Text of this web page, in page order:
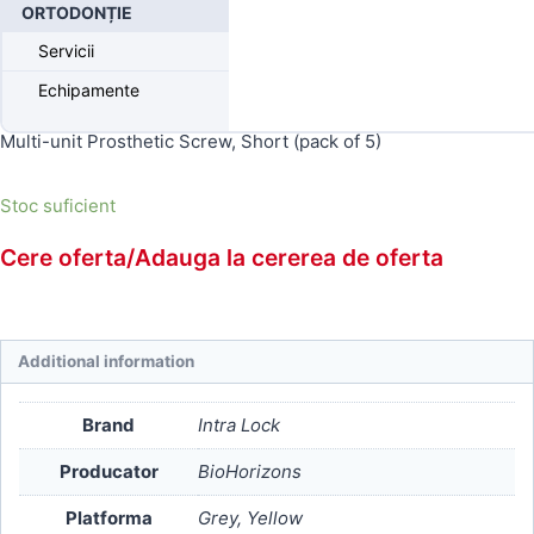
ORTODONȚIE
Servicii
EchipamenteInregistrati-va
Multi-unit Prosthetic Screw, Short (pack of 5)
Stoc suficient
Cere oferta/Adauga la cererea de oferta
Additional information
Brand Intra Lock
Producator BioHorizons
Platforma Grey, Yellow